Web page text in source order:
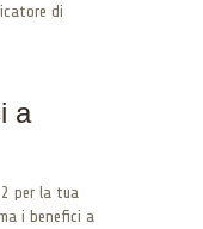
di
a
per la tua
i benefici a